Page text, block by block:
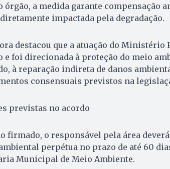
órgão, a medida garante compensação
impactada pela degradação.
destacou que a atuação do Ministério
e foi direcionada à proteção do meio
à reparação indireta de danos
consensuais previstos na
previstas no acordo
firmado, o responsável pela área
perpétua no prazo de até 60
Municipal de Meio Ambiente.